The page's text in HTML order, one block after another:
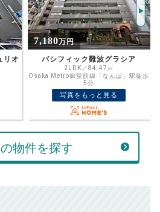
%
万円
万円
ーション計算結果
13493万円
に査定額や希望売却価
用するのもおすすめ◎
円
万円
計算する
徒歩
10,000万円
3SLDK／82.27㎡
JR関西本線「JR難波」駅徒歩1分
写真をもっと見る
物件を探す